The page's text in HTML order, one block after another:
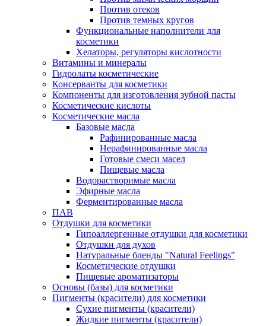
Против отеков
Против темных кругов
Функциональные наполнители для
косметики
Хелаторы, регуляторы кислотности
Витамины и минералы
Гидролаты косметические
Консерванты для косметики
Компоненты для изготовления зубной пасты
Косметические кислоты
Косметические масла
Базовые масла
Рафинированные масла
Нерафинированные масла
Готовые смеси масел
Пищевые масла
Водорастворимые масла
Эфирные масла
Ферментированные масла
ПАВ
Отдушки для косметики
Гипоаллергенные отдушки для косметики
Отдушки для духов
Натуральные бленды "Natural Feelings"
Косметические отдушки
Пищевые ароматизаторы
Основы (базы) для косметики
Пигменты (красители) для косметики
Сухие пигменты (красители)
Жидкие пигменты (красители)